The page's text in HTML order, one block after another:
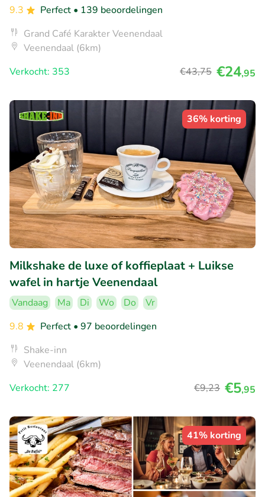
9.3
Perfect • 139 beoordelingen
Grand Café Karakter Veenendaal
Veenendaal (6km)
Verkocht: 353
€43,75 €24,95
36% korting
Milkshake de luxe of koffieplaat + Luikse
wafel in hartje Veenendaal
Vandaag Ma Di Wo Do
Vr
9.8
Perfect • 97 beoordelingen
Shake-inn
Veenendaal (6km)
Verkocht: 277
€9,23 €5,95
41% korting